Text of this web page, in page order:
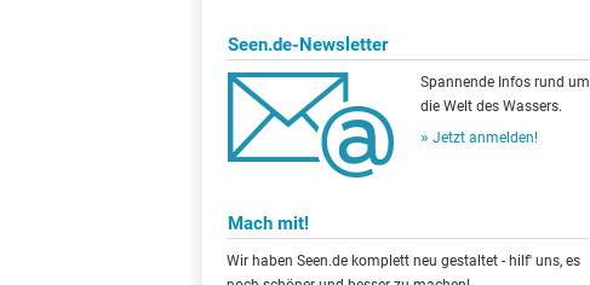
Seen.de-Newsletter
Spannende Infos rund um
die Welt des Wassers.
Jetzt anmelden!
Mach mit!
Wir haben Seen.de komplett neu gestaltet - hilf' uns, es